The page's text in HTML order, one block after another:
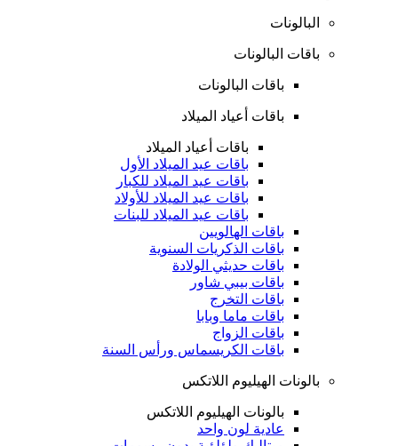
البالونات
باقات البالونات
باقات البالونات
باقات أعياد الميلاد
باقات أعياد الميلاد
باقات عيد الميلاد الأول
باقات عيد الميلاد للكبار
باقات عيد الميلاد للأولاد
باقات عيد الميلاد للبنات
باقات الهالويين
باقات الذكريات السنوية
باقات حديثي الولادة
باقات بيبي شاور
باقات التخرج
باقات ماما وبابا
باقات الزواج
باقات الكريسماس ورأس السنة
بالونات الهيليوم اللاتكس
بالونات الهيليوم اللاتكس
عادية لون واحد